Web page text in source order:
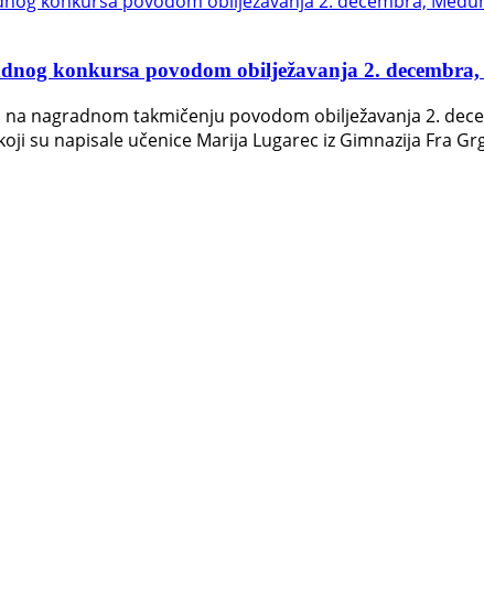
konkursa povodom obilježavanja 2.
nagradnom takmičenju povodom obilježavanja 2.
su napisale učenice Marija Lugarec iz Gimnazija Fra